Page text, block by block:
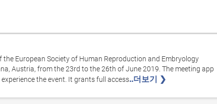
the European Society of Human Reproduction and Embryology
Austria, from the 23rd to the 26th of June 2019. The meeting app
the event. It grants full access..더보기 ❯